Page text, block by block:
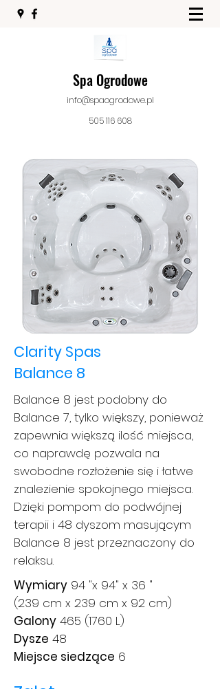
Spa Ogrodowe
info@spaogrodowe.pl
505 116 608
Clarity Spas
Balance 8
Balance 8 jest podobny do
Balance 7, tylko większy, ponieważ
zapewnia większą ilość miejsca,
co naprawdę pozwala na
swobodne rozłożenie się i łatwe
znalezienie spokojnego miejsca.
Dzięki pompom do podwójnej
terapii i 48 dyszom masującym
Balance 8 jest przeznaczony do
relaksu.
Wymiary 94 "x 94" x 36 "
(239 cm x 239 cm x 92 cm)
Galony 465 (1760 L)
Dysze 48
Miejsce siedzące 6